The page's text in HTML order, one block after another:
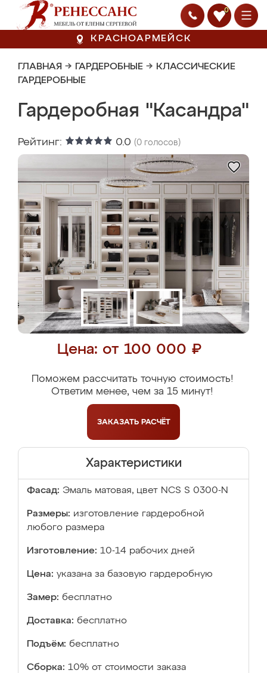
0
КРАСНОАРМЕЙСК
ГЛАВНАЯ → ГАРДЕРОБНЫЕ → КЛАССИЧЕСКИЕ
ГАРДЕРОБНЫЕ
Гардеробная "Касандра"
Рейтинг: 0.0 (0 голосов)
Цена: от 100 000 ₽
Поможем рассчитать точную стоимость!
Ответим менее, чем за 15 минут!
ЗАКАЗАТЬ РАСЧЁТ
Характеристики
Фасад: Эмаль матовая, цвет NCS S 0300-N
Размеры: изготовление гардеробной
любого размера
Изготовление: 10-14 рабочих дней
Цена: указана за базовую гардеробную
Замер: бесплатно
Доставка: бесплатно
Подъём: бесплатно
Сборка: 10% от стоимости заказа